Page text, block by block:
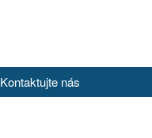
Kontaktujte nás